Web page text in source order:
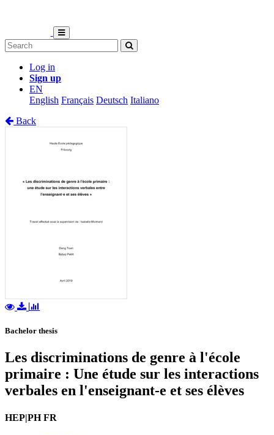
Log in
Sign up
EN
English Français Deutsch Italiano
Back
Bachelor thesis
Les discriminations de genre à l'école
primaire : Une étude sur les interactions
verbales en l'enseignant-e et ses élèves
HEP|PH FR